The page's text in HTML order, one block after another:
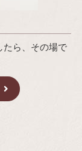
たら、その場で